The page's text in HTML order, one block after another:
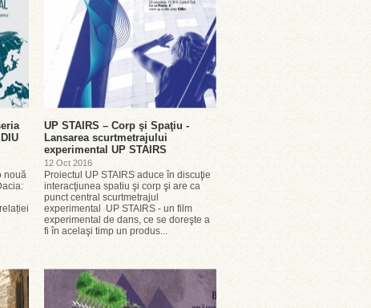
nouă
UP STAIRS – Corp şi Spaţiu -
Lansarea scurtmetrajului
experimental UP STAIRS
12 Oct 2016
Proiectul UP STAIRS aduce în discuţie
interacţiunea spatiu şi corp şi are ca
punct central scurtmetrajul
experimental UP STAIRS - un film
experimental de dans, ce se doreşte a
fi în acelaşi timp un produs...